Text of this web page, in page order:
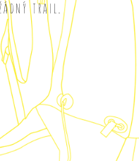
trail.